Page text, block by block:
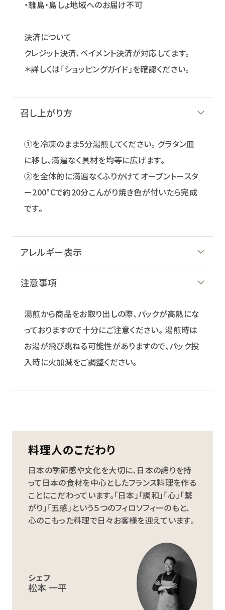
・離島・島しょ地域へのお届け不可
決済について
クレジット決済、ペイメント決済が対応してます。
＊詳しくは「ショッピングガイド」を確認ください。
召し上がり方
①を冷凍のまま5分湯煎してください。 グラタン皿
に移し、満遍なく具材を均等に広げます。
②を全体的に満遍なくふりかけてオーブントースタ
ー200°Cで約20分こんがり焼き色が付いたら完成
です。
アレルギー表示
注意事項
湯煎から商品をお取り出しの際、パックが高熱にな
っておりますので十分にご注意ください。 湯煎時は
お湯が飛び跳ねる可能性がありますので、パック投
入時に火加減をご調整ください。
料理人のこだわり
日本の季節感や文化を大切に、日本の誇りを持
って日本の食材を中心としたフランス料理を作る
ことにこだわっています。「日本」「調和」「心」「繋
がり」「五感」という５つのフィロソフィーのもと、
心のこもった料理で日々お客様を迎えています。
シェフ
松本 一平